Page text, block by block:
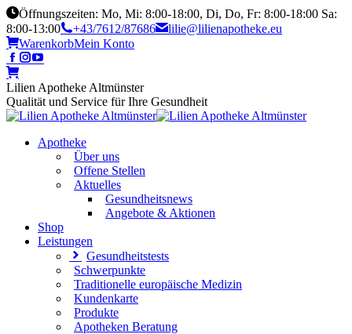
Öffnungszeiten: Mo, Mi: 8:00-18:00, Di, Do, Fr: 8:00-18:00 Sa:
8:00-13:00
+43/7612/87686
lilie@lilienapotheke.eu
WarenkorbMein Konto
Lilien Apotheke Altmünster
Qualität und Service für Ihre Gesundheit
Apotheke
Über uns
Offene Stellen
Aktuelles
Gesundheitsnews
Angebote & Aktionen
Shop
Leistungen
Gesundheitstests
Schwerpunkte
Traditionelle europäische Medizin
Kundenkarte
Produkte
Apotheken Beratung